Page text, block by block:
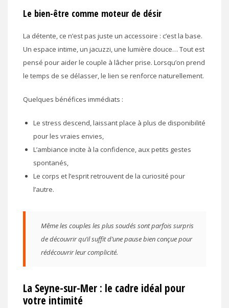
Le bien-être comme moteur de désir
La détente, ce n’est pas juste un accessoire : c’est la base.
Un espace intime, un jacuzzi, une lumière douce… Tout est
pensé pour aider le couple à lâcher prise. Lorsqu’on prend
le temps de se délasser, le lien se renforce naturellement.
Quelques bénéfices immédiats :
Le stress descend, laissant place à plus de disponibilité
pour les vraies envies,
L’ambiance incite à la confidence, aux petits gestes
spontanés,
Le corps et l’esprit retrouvent de la curiosité pour
l’autre.
Même les couples les plus soudés sont parfois surpris
de découvrir qu’il suffit d’une pause bien conçue pour
rédécouvrir leur complicité.
La Seyne-sur-Mer : le cadre idéal pour
votre intimité